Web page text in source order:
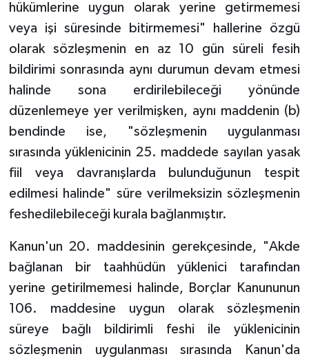
hükümlerine uygun olarak yerine getirmemesi
veya işi süresinde bitirmemesi" hallerine özgü
olarak sözleşmenin en az 10 gün süreli fesih
bildirimi sonrasında aynı durumun devam etmesi
halinde sona erdirilebileceği yönünde
düzenlemeye yer verilmişken, aynı maddenin (b)
bendinde ise, "sözleşmenin uygulanması
sırasında yüklenicinin 25. maddede sayılan yasak
fiil veya davranışlarda bulunduğunun tespit
edilmesi halinde" süre verilmeksizin sözleşmenin
feshedilebileceği kurala bağlanmıştır.
Kanun'un 20. maddesinin gerekçesinde, "Akde
bağlanan bir taahhüdün yüklenici tarafından
yerine getirilmemesi halinde, Borçlar Kanununun
106. maddesine uygun olarak sözleşmenin
süreye bağlı bildirimli feshi ile yüklenicinin
sözleşmenin uygulanması sırasında Kanun'da